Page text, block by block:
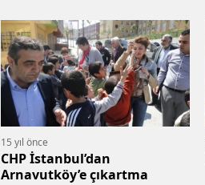
15 yıl önce
CHP İstanbul’dan
Arnavutköy’e çıkartma